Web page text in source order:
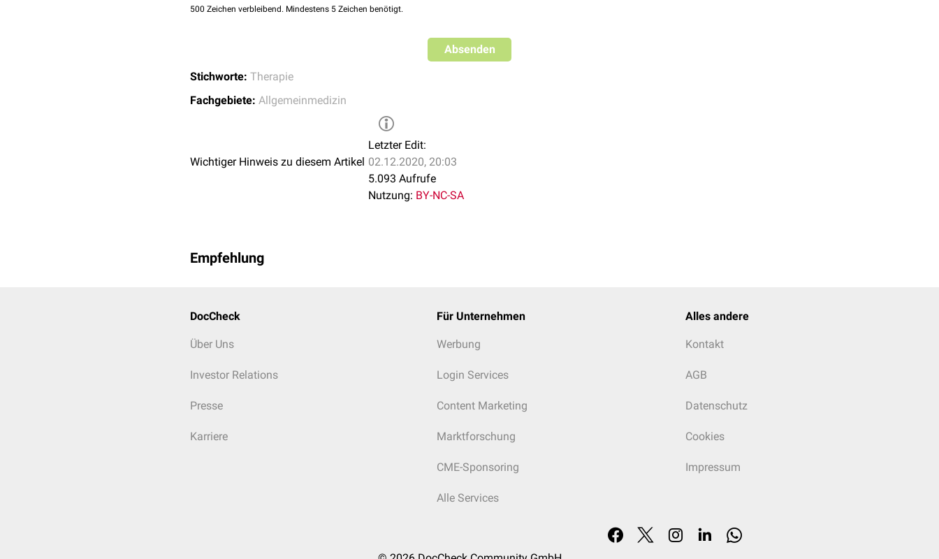
500 Zeichen verbleibend. Mindestens 5 Zeichen benötigt.
Absenden
Stichworte: Therapie
Fachgebiete: Allgemeinmedizin
Wichtiger Hinweis zu diesem Artikel
Letzter Edit:
02.12.2020, 20:03
5.093 Aufrufe
Nutzung: BY-NC-SA
Empfehlung
DocCheck
Über Uns
Investor Relations
Presse
Karriere
Für Unternehmen
Werbung
Login Services
Content Marketing
Marktforschung
CME-Sponsoring
Alle Services
Alles andere
Kontakt
AGB
Datenschutz
Cookies
Impressum